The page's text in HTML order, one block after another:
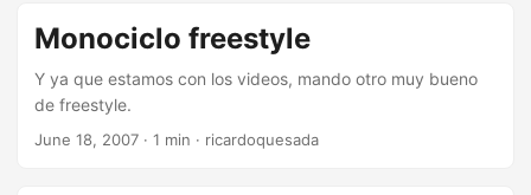
Monociclo freestyle
Y ya que estamos con los videos, mando otro muy bueno
de freestyle.
June 18, 2007 · 1 min · ricardoquesada